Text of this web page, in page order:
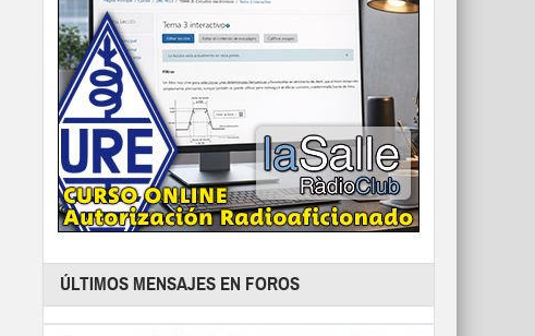
ÚLTIMOS MENSAJES EN FOROS